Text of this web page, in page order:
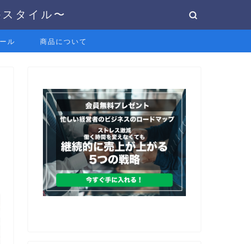
タイル〜
ル 商品について